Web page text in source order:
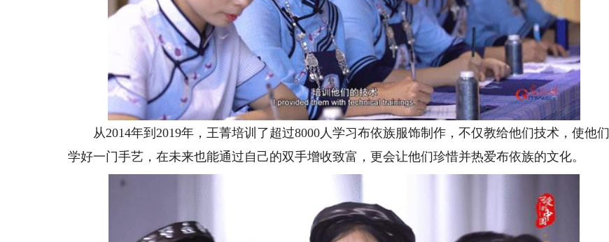
从2014年到2019年，王菁培训了超过8000人学习布依族服饰制作，不仅教给他们技术，使他们
学好一门手艺，在未来也能通过自己的双手增收致富，更会让他们珍惜并热爱布依族的文化。